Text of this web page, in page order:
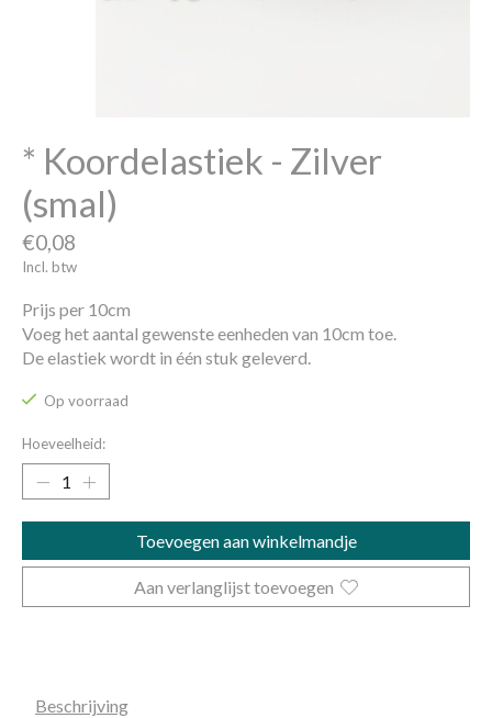
* Koordelastiek - Zilver
(smal)
€0,08
Incl. btw
Prijs per 10cm
Voeg het aantal gewenste eenheden van 10cm toe.
De elastiek wordt in één stuk geleverd.
Op voorraad
Hoeveelheid:
Toevoegen aan winkelmandje
Aan verlanglijst toevoegen
Beschrijving